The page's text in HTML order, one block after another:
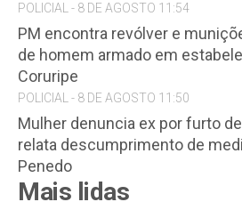
POLICIAL - 8 DE AGOSTO 11:54
PM encontra revólver e
de homem armado em
Coruripe
POLICIAL - 8 DE AGOSTO 11:50
Mulher denuncia ex por furto
relata descumprimento de
Penedo
Mais lidas